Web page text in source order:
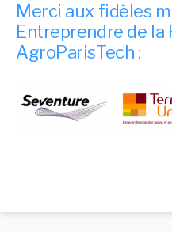
Merci aux fidèles
Entreprendre de la
AgroParisTech :